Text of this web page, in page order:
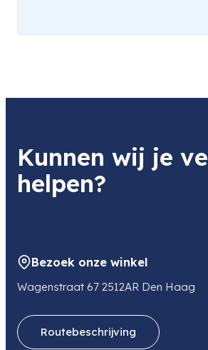
Kunnen wij je
helpen?
Bezoek onze winkel
Wagenstraat 67 2512AR Den Haag
Routebeschrijving